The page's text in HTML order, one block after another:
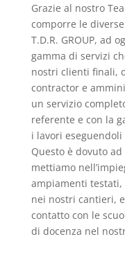
Grazie al nostro
comporre le
T.D.R. GROUP, ad
gamma di servizi
nostri clienti finali,
contractor e
un servizio
referente e con la
i lavori eseguendoli
Questo è dovuto
mettiamo
ampiamenti
nei nostri cantieri,
contatto con le
di docenza nel